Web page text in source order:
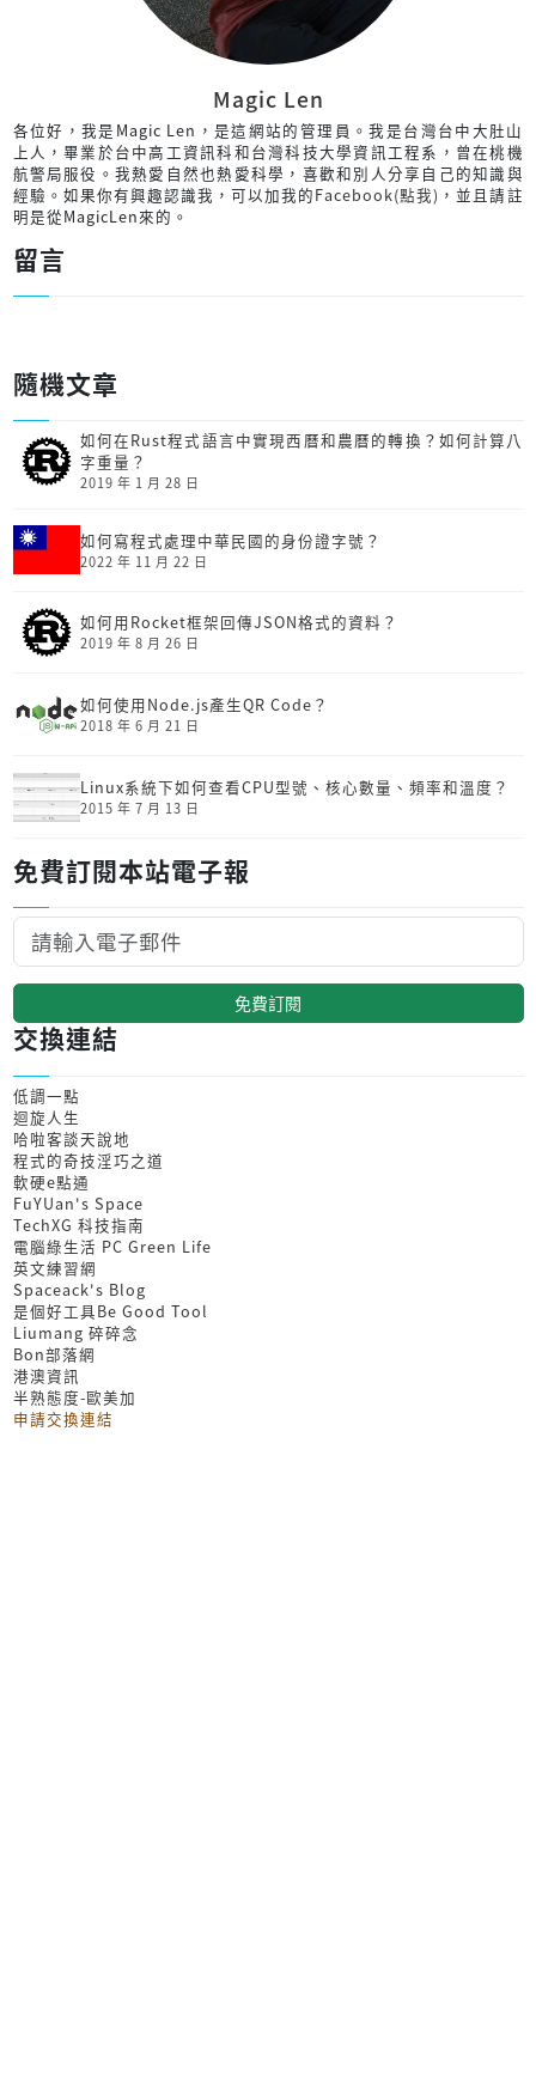
Magic Len
各位好，我是Magic Len，是這網站的管理員。我是台灣台中大肚山
上人，畢業於台中高工資訊科和台灣科技大學資訊工程系，曾在桃機
航警局服役。我熱愛自然也熱愛科學，喜歡和別人分享自己的知識與
經驗。如果你有興趣認識我，可以加我的Facebook(點我) ，並且請註
明是從MagicLen來的。
留言
隨機文章
如何在Rust程式語言中實現西曆和農曆的轉換？如何計算八
字重量？
2019 年 1 月 28 日
如何寫程式處理中華民國的身份證字號？
2022 年 11 月 22 日
如何用Rocket框架回傳JSON格式的資料？
2019 年 8 月 26 日
如何使用Node.js產生QR Code？
2018 年 6 月 21 日
Linux系統下如何查看CPU型號、核心數量、頻率和溫度？
2015 年 7 月 13 日
免費訂閱本站電子報
免費訂閱
交換連結
低調一點
迴旋人生
哈啦客談天說地
程式的奇技淫巧之道
軟硬e點通
FuYUan's Space
TechXG 科技指南
電腦綠生活 PC Green Life
英文練習網
Spaceack's Blog
是個好工具Be Good Tool
Liumang 碎碎念
Bon部落網
港澳資訊
半熟態度-歐美加
申請交換連結